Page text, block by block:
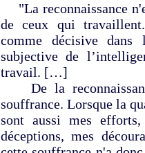
"La reconnaissance
de ceux qui
comme décisive
subjective de
travail. […]
De la
souffrance. Lorsque la
sont aussi mes efforts,
déceptions, mes